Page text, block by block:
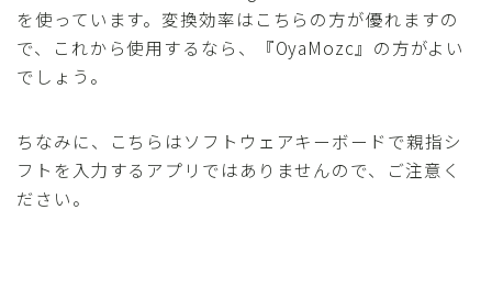
を使っています。変換効率はこちらの方が優れますの
で、これから使用するなら、『OyaMozc』の方がよい
でしょう。
ちなみに、こちらはソフトウェアキーボードで親指シ
フトを入力するアプリではありませんので、ご注意く
ださい。